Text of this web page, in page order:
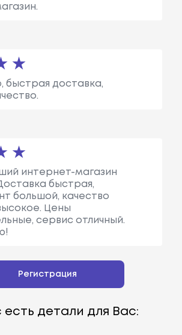
быстрая доставка,
интернет-магазин
быстрая,
большой, качество
Цены
сервис отличный.
Регистрация
есть детали для Вас: